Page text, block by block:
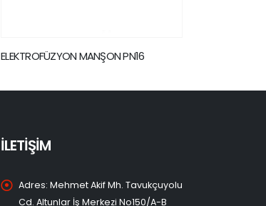
ELEKTROFÜZYON BÜYÜK ÇAP SEMER
İLETİŞİM
Adres: Mehmet Akif Mh. Tavukçuyolu